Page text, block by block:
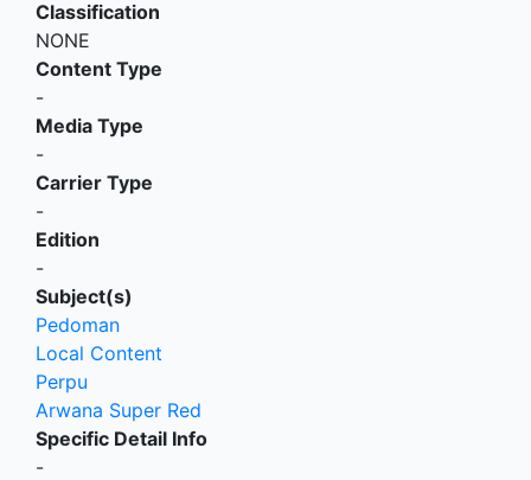
Classification
NONE
Content Type
-
Media Type
-
Carrier Type
-
Edition
-
Subject(s)
Pedoman
Local Content
Perpu
Arwana Super Red
Specific Detail Info
-